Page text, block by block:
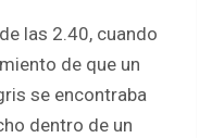
las 2.40, cuando
de que un
se encontraba
dentro de un